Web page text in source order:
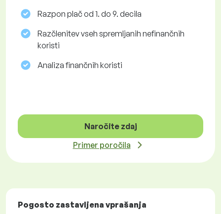
Razpon plač od 1. do 9. decila
Razčlenitev vseh spremljanih nefinančnih
koristi
Analiza finančnih koristi
Naročite zdaj
Primer poročila
Pogosto zastavljena vprašanja